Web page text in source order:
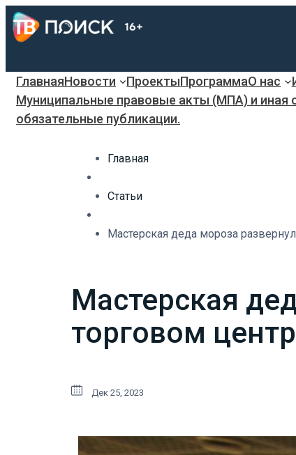
ГлавнаяНовости ПроектыПрограммаО нас
Муниципальные правовые акты (МПА) и иная
обязательные публикации.
Главная
Статьи
Мастерская деда мороза
Мастерская
торговом
Дек 25, 2023